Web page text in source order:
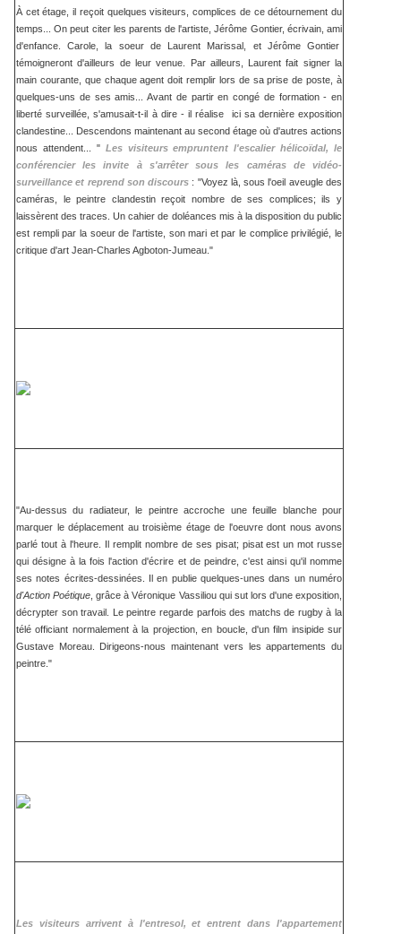
À cet étage, il reçoit quelques visiteurs, complices de ce détournement du
temps... On peut citer les parents de l'artiste, Jérôme Gontier, écrivain, ami
d'enfance. Carole, la soeur de Laurent Marissal, et Jérôme Gontier
témoigneront d'ailleurs de leur venue. Par ailleurs, Laurent fait signer la
main courante, que chaque agent doit remplir lors de sa prise de poste, à
quelques-uns de ses amis... Avant de partir en congé de formation - en
liberté surveillée, s'amusait-t-il à dire - il réalise ici sa dernière exposition
clandestine... Descendons maintenant au second étage où d'autres actions
nous attendent... " L es visiteurs empruntent l'escalier hélicoïdal, le
conférencier les invite à s'arrêter sous les caméras de vidéo-
surveillance et reprend son discours : "Voyez là, sous l'oeil aveugle des
caméras, le peintre clandestin reçoit nombre de ses complices; ils y
laissèrent des traces. Un cahier de doléances mis à la disposition du public
est rempli par la soeur de l'artiste, son mari et par le complice privilégié, le
critique d'art Jean-Charles Agboton-Jumeau."
"Au-dessus du radiateur, le peintre accroche une feuille blanche pour
marquer le déplacement au troisième étage de l'oeuvre dont nous avons
parlé tout à l'heure.
Il remplit nombre de ses pisat; pisat est un mot russe
qui désigne à la fois l'action d'écrire et de peindre, c'est ainsi qu'il nomme
ses notes écrites-dessinées. Il en publie quelques-unes dans un numéro
d'Action Poétique , grâce à Véronique Vassiliou qui sut lors d'une exposition,
décrypter son travail. Le peintre regarde parfois des matchs de rugby à la
télé officiant normalement à la projection, en boucle, d'un film insipide sur
Gustave Moreau. Dirigeons-nous maintenant vers les appartements du
peintre."
Les visiteurs arrivent à l'entresol, et entrent dans l'appartement